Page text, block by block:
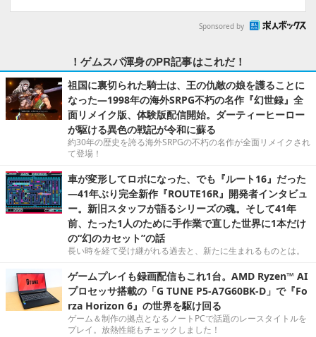
Sponsored by
！ゲムスパ渾身のPR記事はこれだ！
祖国に裏切られた騎士は、王の仇敵の娘を護ることに
なった―1998年の海外SRPG不朽の名作『幻世録』全
面リメイク版、体験版配信開始。ダーティーヒーロー
が駆ける異色の戦記が令和に蘇る
約30年の歴史を誇る海外SRPGの不朽の名作が全面リメイクされ
て登場！
車が変形してロボになった、でも『ルート16』だった
―41年ぶり完全新作『ROUTE16R』開発者インタビュ
ー。新旧スタッフが語るシリーズの魂。そして41年
前、たった1人のために手作業で直した世界に1本だけ
の“幻のカセット”の話
長い時を経て受け継がれる過去と、新たに生まれるものとは。
ゲームプレイも録画配信もこれ1台。AMD Ryzen™ AI
プロセッサ搭載の「G TUNE P5-A7G60BK-D」で『Fo
rza Horizon 6』の世界を駆け回る
ゲーム＆制作の拠点となるノートPCで話題のレースタイトルを
プレイ。放熱性能もチェックしました！